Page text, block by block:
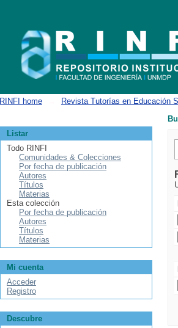
RINFI home Revista Tutorías en Educación
Listar
Todo RINFI
Comunidades & Colecciones
Por fecha de publicación
Autores
Títulos
Materias
Esta colección
Por fecha de publicación
Autores
Títulos
Materias
Mi cuenta
Acceder
Registro
Descubre